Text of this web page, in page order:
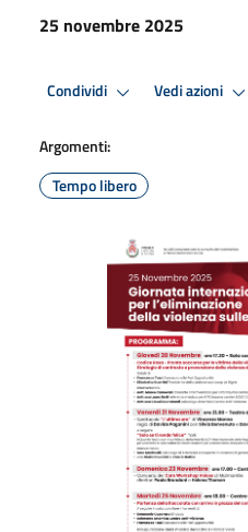
25 novembre 2025
Condividi Vedi azioni
Argomenti:
Tempo libero